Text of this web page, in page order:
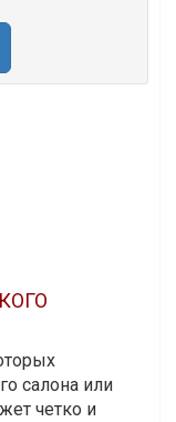
салона или
четко и